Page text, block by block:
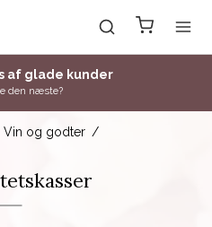
af glade kunder
den næste?
Vin og godter /